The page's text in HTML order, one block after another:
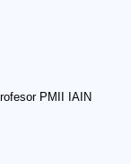
PMII IAIN